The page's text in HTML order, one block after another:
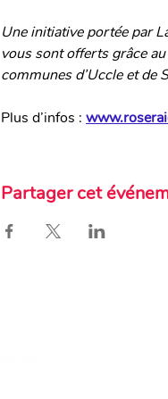
Une initiative portée par
vous sont offerts grâce
communes d’Uccle et de
Plus d’infos :
Partager cet